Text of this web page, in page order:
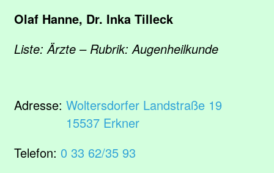
Olaf Hanne, Dr. Inka Tilleck
Liste: Ärzte – Rubrik: Augenheilkunde
Adresse: Woltersdorfer Landstraße 19
15537 Erkner
Telefon: 0 33 62/35 93